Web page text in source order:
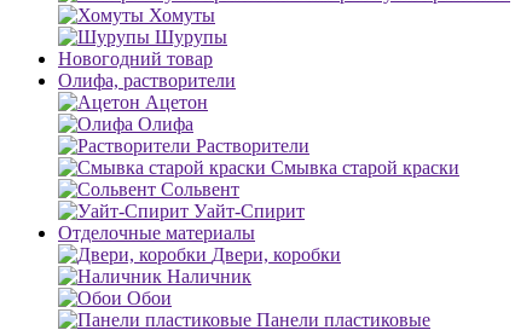
Хомуты
Шурупы
Новогодний товар
Олифа, растворители
Ацетон
Олифа
Растворители
Смывка старой краски
Сольвент
Уайт-Спирит
Отделочные материалы
Двери, коробки
Наличник
Обои
Панели пластиковые